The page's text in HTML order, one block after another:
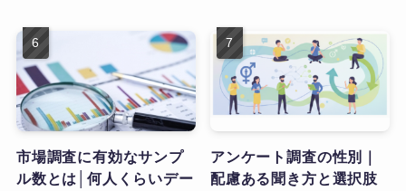
市場調査に有効なサンプ
ル数とは│何人くらいデー
アンケート調査の性別｜
配慮ある聞き方と選択肢